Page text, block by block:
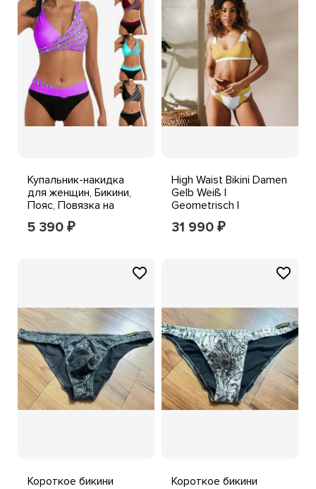
Купальник-накидка
для женщин, Бикини,
Пояс, Повязка на
голову, Купальник-
повязка на голову,
5 390 ₽
High Waist Bikini Damen
Gelb Weiß |
Geometrisch |
Sustainable Swimwear
Set
31 990 ₽
Короткое бикини Короткое бикини